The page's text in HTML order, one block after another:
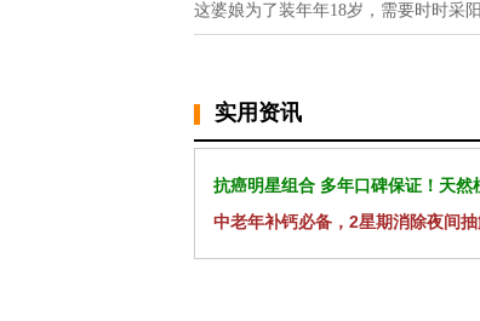
这婆娘为了装年年18岁，需要时时采阳
实用资讯
抗癌明星组合 多年口碑保证！天
中老年补钙必备，2星期消除夜间